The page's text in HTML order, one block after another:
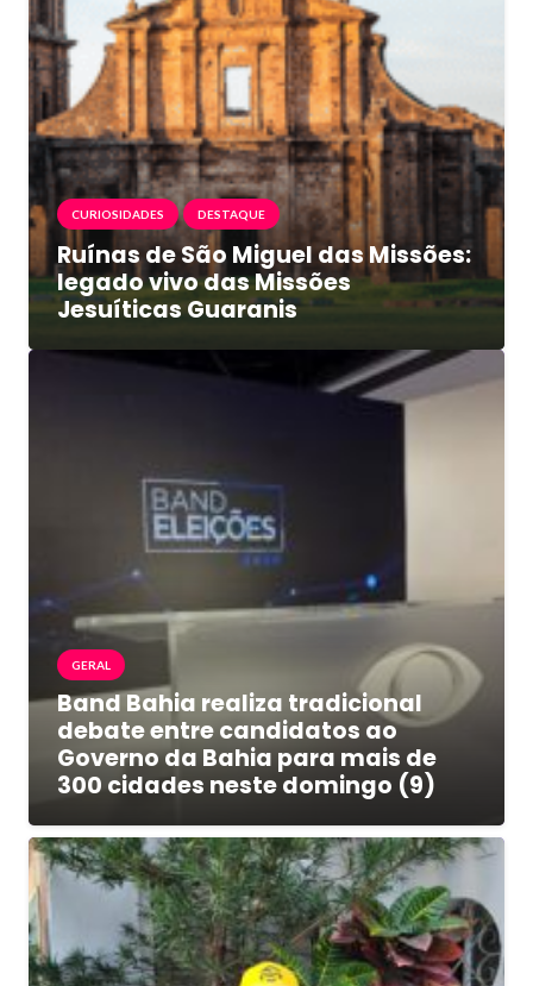
CURIOSIDADES DESTAQUE
Ruínas de São Miguel das Missões:
legado vivo das Missões
Jesuíticas Guaranis
GERAL
Band Bahia realiza tradicional
debate entre candidatos ao
Governo da Bahia para mais de
300 cidades neste domingo (9)